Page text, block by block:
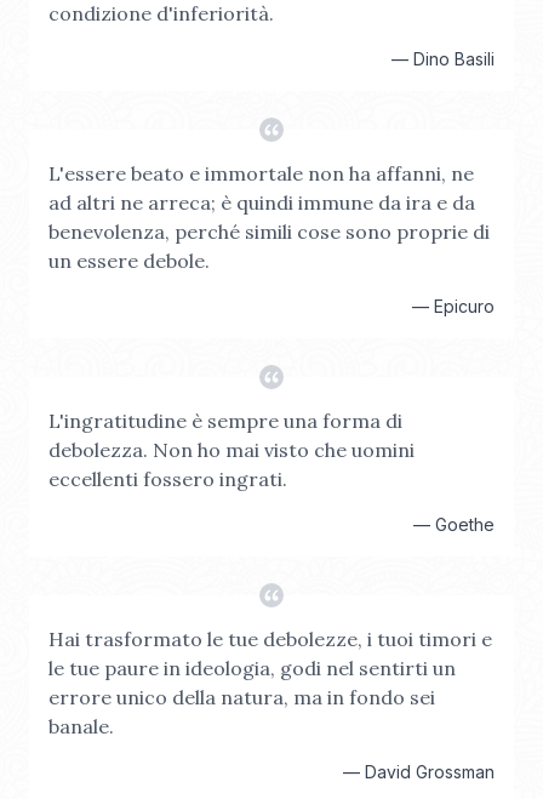
condizione d'inferiorità.
— Dino Basili
L'essere beato e immortale non ha affanni, ne
ad altri ne arreca; è quindi immune da ira e da
benevolenza, perché simili cose sono proprie di
un essere debole.
— Epicuro
L'ingratitudine è sempre una forma di
debolezza. Non ho mai visto che uomini
eccellenti fossero ingrati.
— Goethe
Hai trasformato le tue debolezze, i tuoi timori e
le tue paure in ideologia, godi nel sentirti un
errore unico della natura, ma in fondo sei
banale.
— David Grossman